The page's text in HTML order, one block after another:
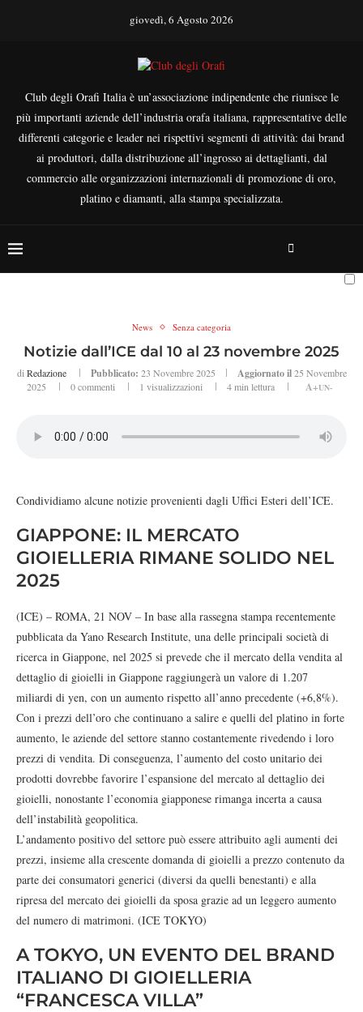
giovedì, 6 Agosto 2026
Club degli Orafi Italia è un’associazione indipendente che riunisce le
più importanti aziende dell’industria orafa italiana, rappresentative delle
differenti categorie e leader nei rispettivi segmenti di attività: dai brand
ai produttori, dalla distribuzione all’ingrosso ai dettaglianti, dal
commercio alle organizzazioni internazionali di promozione di oro,
platino e diamanti, alla stampa specializzata.
News Senza categoria
Notizie dall’ICE dal 10 al 23 novembre 2025
di Redazione Pubblicato: 23 Novembre 2025 Aggiornato il 25 Novembre
2025
0 commenti 1 visualizzazioni 4 min lettura A+UN-
Condividiamo alcune notizie provenienti dagli Uffici Esteri dell’ICE.
GIAPPONE: IL MERCATO
GIOIELLERIA RIMANE SOLIDO NEL
2025
(ICE) – ROMA, 21 NOV – In base alla rassegna stampa recentemente
pubblicata da Yano Research Institute, una delle principali società di
ricerca in Giappone, nel 2025 si prevede che il mercato della vendita al
dettaglio di gioielli in Giappone raggiungerà un valore di 1.207
miliardi di yen, con un aumento rispetto all’anno precedente (+6,8%).
Con i prezzi dell’oro che continuano a salire e quelli del platino in forte
aumento, le aziende del settore stanno costantemente rivedendo i loro
prezzi di vendita. Di conseguenza, l’aumento del costo unitario dei
prodotti dovrebbe favorire l’espansione del mercato al dettaglio dei
gioielli, nonostante l’economia giapponese rimanga incerta a causa
dell’instabilità geopolitica.
L’andamento positivo del settore può essere attribuito agli aumenti dei
prezzi, insieme alla crescente domanda di gioielli a prezzo contenuto da
parte dei consumatori generici (diversi da quelli benestanti) e alla
ripresa del mercato dei gioielli da sposa grazie ad un leggero aumento
del numero di matrimoni. (ICE TOKYO)
A TOKYO, UN EVENTO DEL BRAND
ITALIANO DI GIOIELLERIA
“FRANCESCA VILLA”